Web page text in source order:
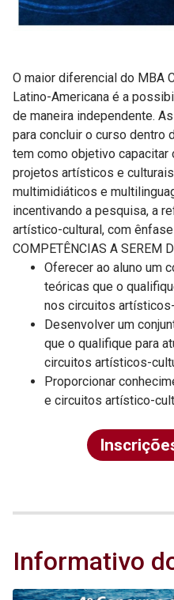
O maior diferencial do MBA
Latino-Americana é a
de maneira independente.
para concluir o curso dentro
tem como objetivo
projetos artísticos e
multimidiáticos e
incentivando a pesquisa, a
artístico-cultural, com
COMPETÊNCIAS A SEREM
Oferecer ao aluno um
teóricas que o
nos circuitos
Desenvolver um
que o qualifique para
circuitos artísticos-
Proporcionar
e circuitos artístico-
Informativo